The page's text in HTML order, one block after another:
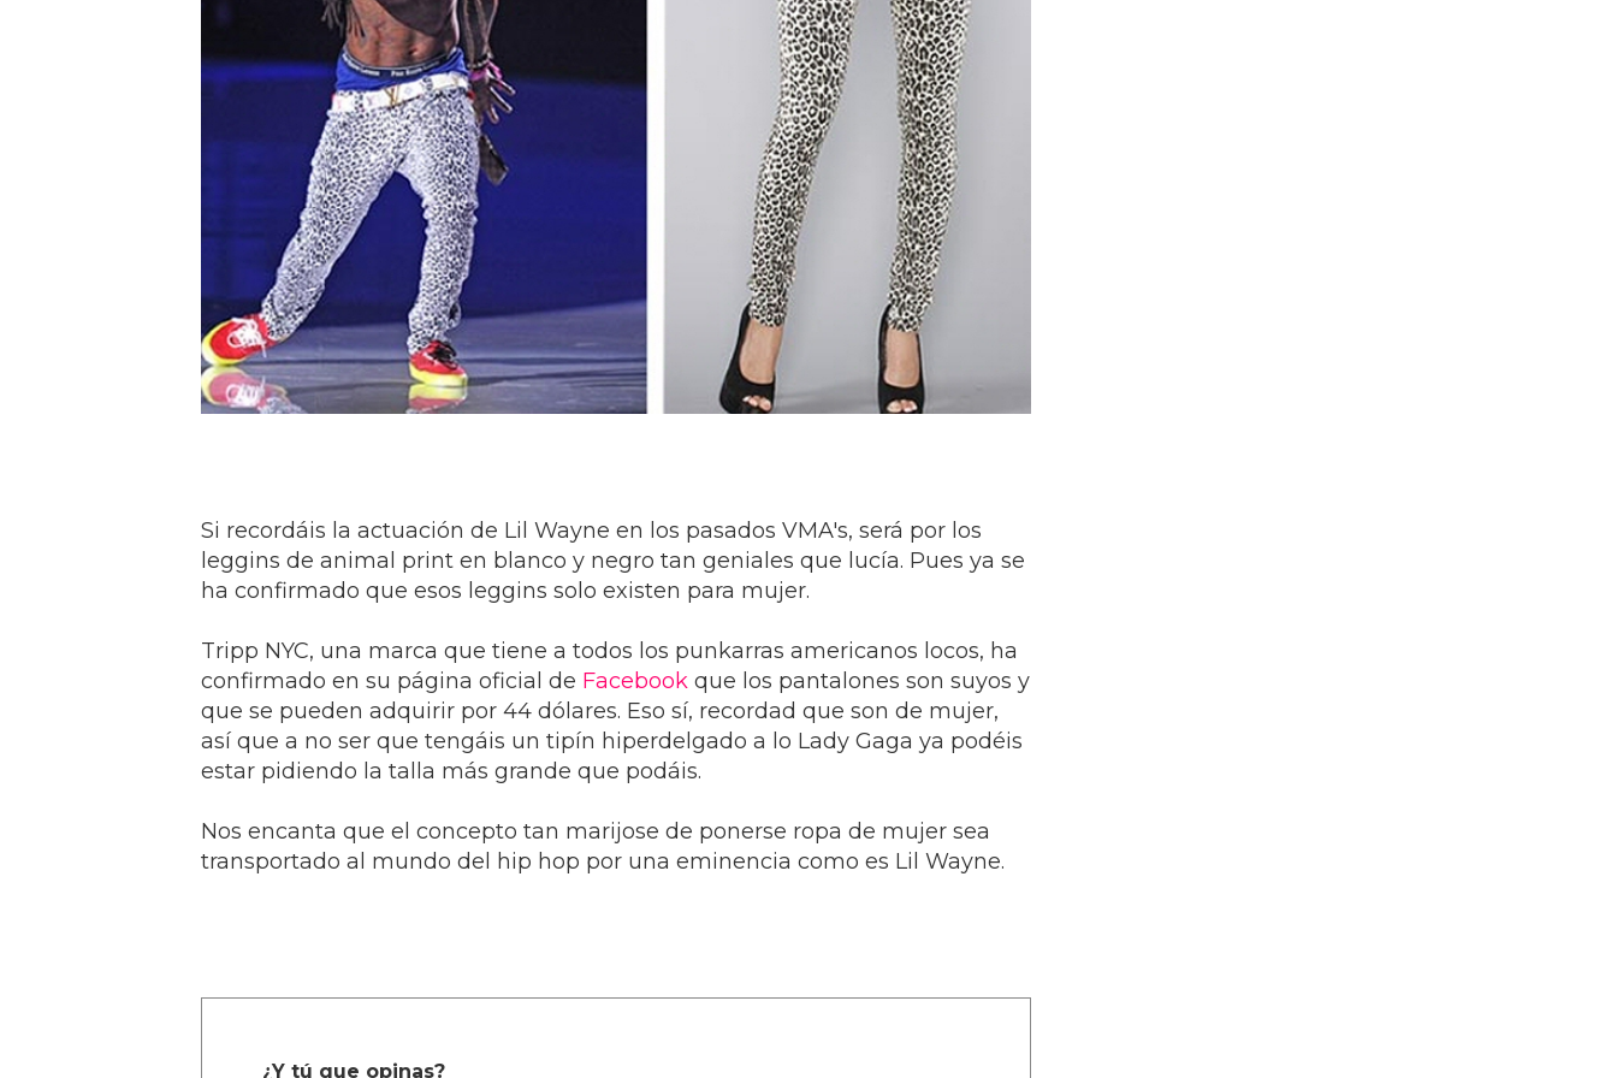
Si recordáis la actuación de Lil Wayne en los pasados VMA's, será por los
leggins de animal print en blanco y negro tan geniales que lucía. Pues ya se
ha confirmado que esos leggins solo existen para mujer.
Tripp NYC, una marca que tiene a todos los punkarras americanos locos, ha
confirmado en su página oficial de Facebook que los pantalones son suyos y
que se pueden adquirir por 44 dólares. Eso sí, recordad que son de mujer,
así que a no ser que tengáis un tipín hiperdelgado a lo Lady Gaga ya podéis
estar pidiendo la talla más grande que podáis.
Nos encanta que el concepto tan marijose de ponerse ropa de mujer sea
transportado al mundo del hip hop por una eminencia como es Lil Wayne.
¿Y tú que opinas?